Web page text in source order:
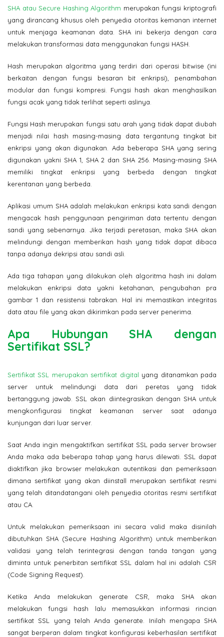
SHA atau Secure Hashing Algorithm merupakan fungsi kriptografi
yang dirancang khusus oleh penyedia otoritas kemanan internet
untuk menjaga keamanan data. SHA ini bekerja dengan cara
melakukan transformasi data menggunakan fungsi HASH.
Hash merupakan algoritma yang terdiri dari operasi bitwise (ini
berkaitan dengan fungsi besaran bit enkripsi), penambahan
modular dan fungsi kompresi. Fungsi hash akan menghasilkan
fungsi acak yang tidak terlihat seperti aslinya.
Fungsi Hash merupakan fungsi satu arah yang tidak dapat diubah
menjadi nilai hash masing-masing data tergantung tingkat bit
enkripsi yang akan digunakan. Ada beberapa SHA yang sering
digunakan yakni SHA 1, SHA 2 dan SHA 256. Masing-masing SHA
memiliki tingkat enkripsi yang berbeda dengan tingkat
kerentanan yang berbeda.
Aplikasi umum SHA adalah melakukan enkripsi kata sandi dengan
mengacak hash penggunaan pengiriman data tertentu dengan
sandi yang sebenarnya. Jika terjadi peretasan, maka SHA akan
melindungi dengan memberikan hash yang tidak dapat dibaca
tanpa adanya dekripsi atau sandi asli.
Ada tiga tahapan yang dilakukan oleh algoritma hash ini dalam
melakukan enkripsi data yakni ketahanan, pengubahan pra
gambar 1 dan resistensi tabrakan. Hal ini memastikan integritas
data atau file yang akan dikirimkan pada server penerima.
Apa Hubungan SHA dengan
Sertifikat SSL?
Sertifikat SSL merupakan sertifikat digital yang ditanamkan pada
server untuk melindungi data dari peretas yang tidak
bertanggung jawab. SSL akan diintegrasikan dengan SHA untuk
mengkonfigurasi tingkat keamanan server saat adanya
kunjungan dari luar server.
Saat Anda ingin mengaktifkan sertifikat SSL pada server browser
Anda maka ada beberapa tahap yang harus dilewati. SSL dapat
diaktifkan jika browser melakukan autentikasi dan pemeriksaan
dimana sertifikat yang akan diinstall merupakan sertifikat resmi
yang telah ditandatangani oleh penyedia otoritas resmi sertifikat
atau CA.
Untuk melakukan pemeriksaan ini secara valid maka disinilah
dibutuhkan SHA (Secure Hashing Algorithm) untuk memberikan
validasi yang telah terintegrasi dengan tanda tangan yang
diminta untuk penerbitan sertifikat SSL dalam hal ini adalah CSR
(Code Signing Request).
Ketika Anda melakukan generate CSR, maka SHA akan
melakukan fungsi hash lalu memasukkan informasi rincian
sertifikat SSL yang telah Anda generate. Inilah mengapa SHA
sangat berperan dalam tingkat konfigurasi keberhasilan sertifikat